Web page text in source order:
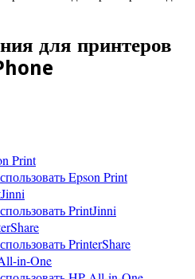
для принтеров
Print
Epson Print
PrintJinni
PrinterShare
in-One